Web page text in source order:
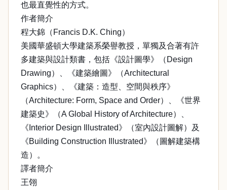
也最直覺性的方式。
作者簡介
程大錦（Francis D.K. Ching）
美國華盛頓大學建築系榮譽教授，單獨及合著有許
多建築與設計類書，包括《設計圖學》（Design
Drawing）、《建築繪圖》（Architectural
Graphics）、《建築：造型、空間與秩序》
（Architecture: Form, Space and Order）、《世界
建築史》（A Global History of Architecture）、
《Interior Design Illustrated》（室內設計圖解）及
《Building Construction Illustrated》（圖解建築構
造）。
譯者簡介
王翎